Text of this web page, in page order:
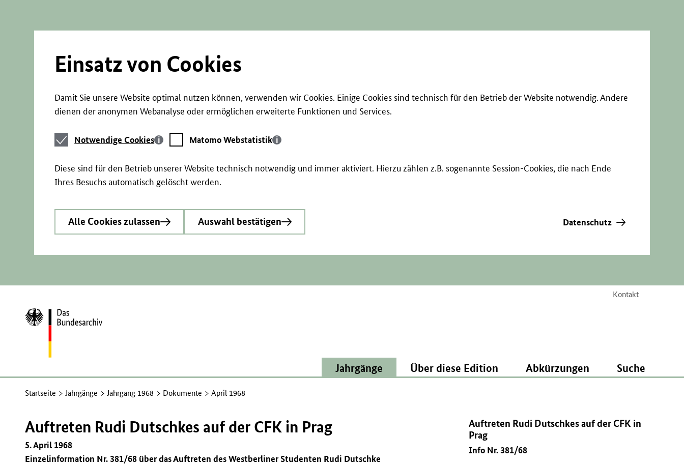
Einsatz von Cookies
Damit Sie unsere Website optimal nutzen können, verwenden wir Cookies. Einige Cookies sind technisch für den Betrieb der Website notwendig. Andere
dienen der anonymen Webanalyse oder ermöglichen erweiterte Funktionen und Services.
Notwendige
Cookies
Notwendige Cookies
Matomo
Webstatistik
Matomo Webstatistik
Diese sind für den Betrieb unserer Website technisch notwendig und immer aktiviert. Hierzu zählen z.B. sogenannte Session-Cookies, die nach Ende
Ihres Besuchs automatisch gelöscht werden.
Alle Cookies zulassen Auswahl bestätigen Datenschutz
Kontakt
Zur
Startseite
Jahrgänge Über diese Edition Abkürzungen Suche
Startseite Jahrgänge Jahrgang 1968 Dokumente April 1968
Auftreten Rudi Dutschkes auf der CFK in
Prag
Info Nr. 381/68
Auftreten Rudi Dutschkes auf der CFK in Prag
5. April 1968
Einzelinformation Nr. 381/68 über das Auftreten des Westberliner Studenten Rudi Dutschke